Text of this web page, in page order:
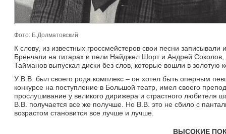
Фото: Б.Долматовский
К слову, из известных гроссмейстеров свои песни
Бренчали на гитарах и пели Найджел Шорт и Андрей
Тайманов выпускал диски без слов, которые вошли в золотую
У В.В. был своего рода комплекс – он хотел быть оперным
конкурсе на поступление в Большой театр, имел своего
прослушивание у великого дирижера и страстного любителя
В.В. получается все же получше. Но В.В. это не сбило с
возрастом становится все лучше и лучше.
ВЫСОКИЕ